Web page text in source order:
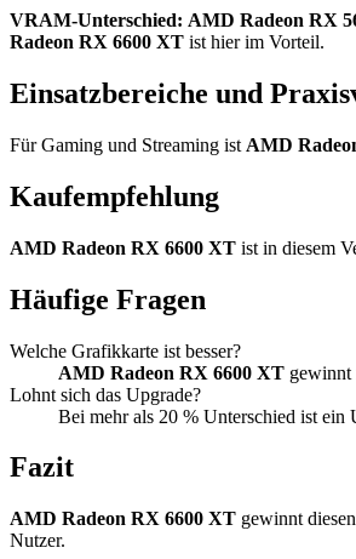
VRAM-Unterschied: AMD Radeon RX
Radeon RX 6600 XT ist hier im Vorteil.
Einsatzbereiche und
Für Gaming und Streaming ist AMD
Kaufempfehlung
AMD Radeon RX 6600 XT ist in diesem
Häufige Fragen
Welche Grafikkarte ist besser?
AMD Radeon RX 6600 XT gewinnt
Lohnt sich das Upgrade?
Bei mehr als 20 % Unterschied ist ein
Fazit
AMD Radeon RX 6600 XT gewinnt
Nutzer.